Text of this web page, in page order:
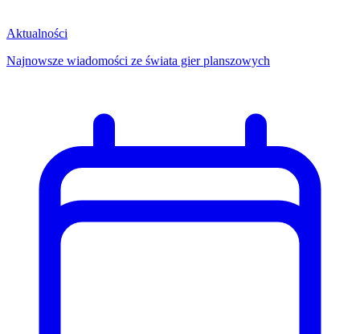
Aktualności
Najnowsze wiadomości ze świata gier planszowych